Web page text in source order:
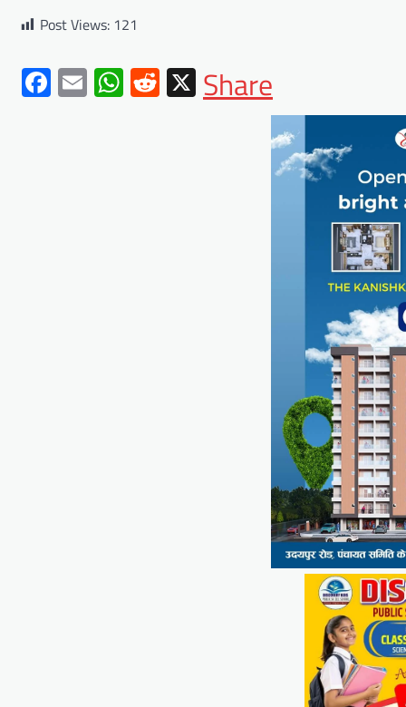
Post Views: 121
Facebook
EmailWhatsApp
Reddit
X
Share
रही सरकारआमजन शिविरों का लें
अधिकाधिक लाभ, लोगों की समस्याओं
का हर हाल में हो समाधान, अधिकारी
June 17, 2026
उदयपुर जयपुर 17 जून। मुख्यमंत्री भजनलाल शर्मा ने
बुधवार को उदयपुर प्रवास के दौरान उदयपुर विकास
WhatsApp
Reddit
X
ग्राम रथ अभियान पहुंचा लकड़वास,
सांसद सीपी जोशी ने सुनी ग्रामीणों की
May 10, 2026
मेवाड़ी खबर@उदयपुर। राजस्थान सरकार द्वारा गांव के
अंतिम पायदान पर बैठे व्यक्ति तक योजनाओं का लाभ
Facebook
EmailWhatsApp
Reddit
X
दूरसंचार सलाहकार समिति की बैठक